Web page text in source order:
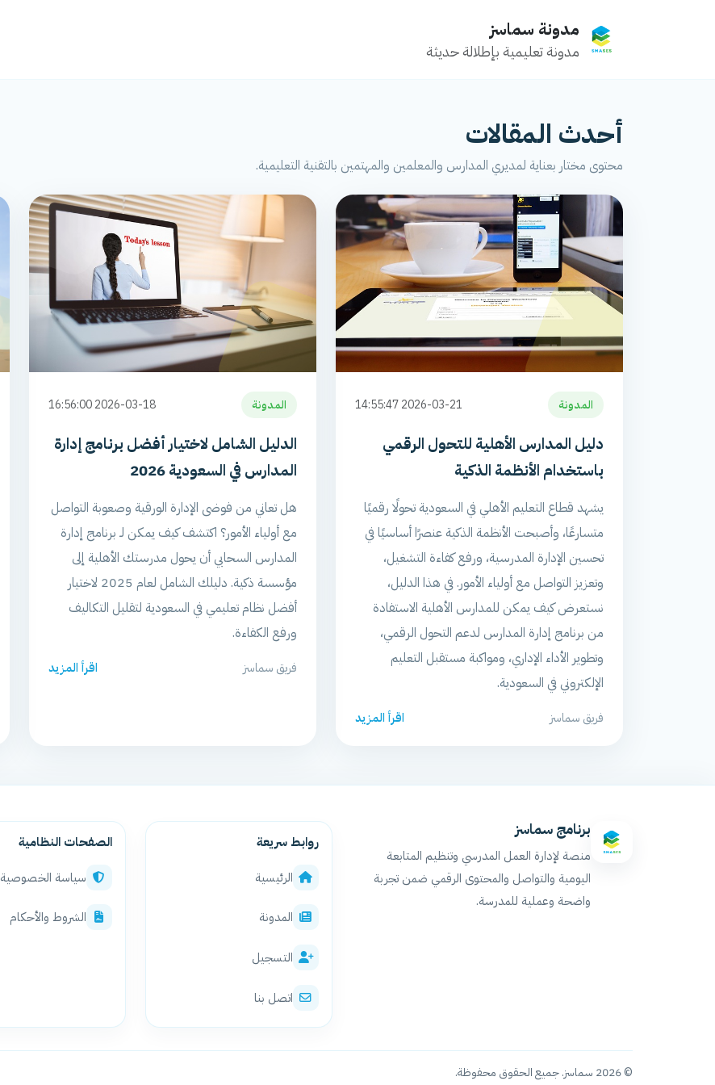
مدونة سماسز
مدونة تعليمية بإطلالة حديثة
أحدث المقالات
محتوى مختار بعناية لمديري المدارس والمعلمين والمهتمين بالتقنية التعليمية.
المدونة 2026-03-21 14:55:47
دليل المدارس الأهلية للتحول الرقمي
باستخدام الأنظمة الذكية
يشهد قطاع التعليم الأهلي في السعودية تحولًا رقميًا
متسارعًا، وأصبحت الأنظمة الذكية عنصرًا أساسيًا في
تحسين الإدارة المدرسية، ورفع كفاءة التشغيل،
وتعزيز التواصل مع أولياء الأمور. في هذا الدليل،
نستعرض كيف يمكن للمدارس الأهلية الاستفادة
من برنامج إدارة المدارس لدعم التحول الرقمي،
وتطوير الأداء الإداري، ومواكبة مستقبل التعليم
الإلكتروني في السعودية.
فريق سماسز اقرأ المزيد
المدونة 2026-03-18 16:56:00
الدليل الشامل لاختيار أفضل برنامج إدارة
المدارس في السعودية 2026
هل تعاني من فوضى الإدارة الورقية وصعوبة التواصل
مع أولياء الأمور؟ اكتشف كيف يمكن لـ برنامج إدارة
المدارس السحابي أن يحول مدرستك الأهلية إلى
مؤسسة ذكية. دليلك الشامل لعام 2025 لاختيار
أفضل نظام تعليمي في السعودية لتقليل التكاليف
ورفع الكفاءة.
فريق سماسز اقرأ المزيد
برنامج سماسز
منصة لإدارة العمل المدرسي وتنظيم المتابعة
اليومية والتواصل والمحتوى الرقمي ضمن تجربة
واضحة وعملية للمدرسة.
روابط سريعة
الرئيسية
المدونة
التسجيل
اتصل بنا
الصفحات النظامية
سياسة الخصوصية
الشروط والأحكام
© 2026 سماسز. جميع الحقوق محفوظة.